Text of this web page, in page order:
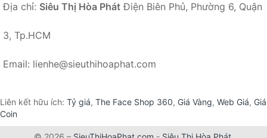
Địa chỉ: Siêu Thị Hòa Phát Điện Biên Phủ, Phường 6, Quận
3, Tp.HCM
Email: lienhe@sieuthihoaphat.com
Liên kết hữu ích: Tỷ giá, The Face Shop 360, Giá Vàng, Web Giá, Giá
Coin